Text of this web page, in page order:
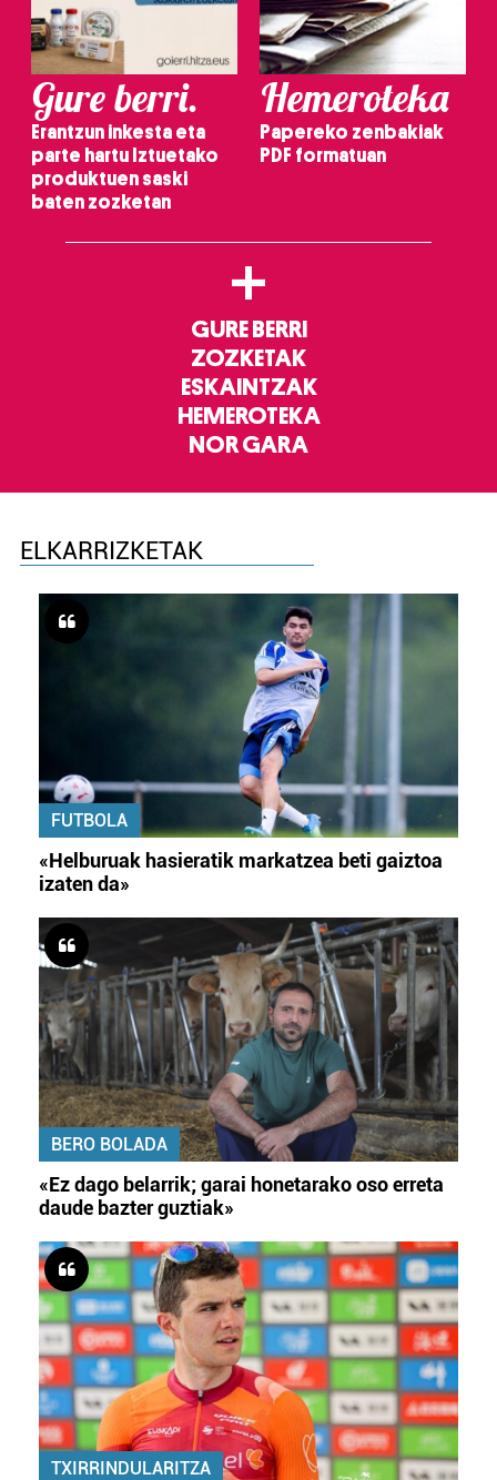
Gure berri.
Erantzun inkesta eta
parte hartu Iztuetako
produktuen saski
baten zozketan
Hemeroteka
Papereko zenbakiak
PDF formatuan
+
GURE BERRI
ZOZKETAK
ESKAINTZAK
HEMEROTEKA
NOR GARA
ELKARRIZKETAK
FUTBOLA
«Helburuak hasieratik markatzea beti gaiztoa
izaten da»
BERO BOLADA
«Ez dago belarrik; garai honetarako oso erreta
daude bazter guztiak»
TXIRRINDULARITZA